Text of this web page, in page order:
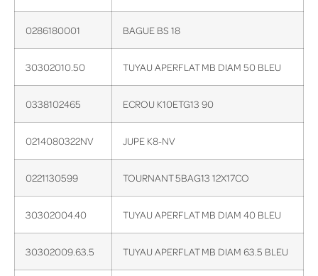
0286180001 BAGUE BS 18
30302010.50 TUYAU APERFLAT MB DIAM 50 BLEU
0338102465 ECROU K10ETG13 90
0214080322NV JUPE K8-NV
0221130599 TOURNANT 5BAG13 12X17CO
30302004.40 TUYAU APERFLAT MB DIAM 40 BLEU
30302009.63.5 TUYAU APERFLAT MB DIAM 63.5 BLEU